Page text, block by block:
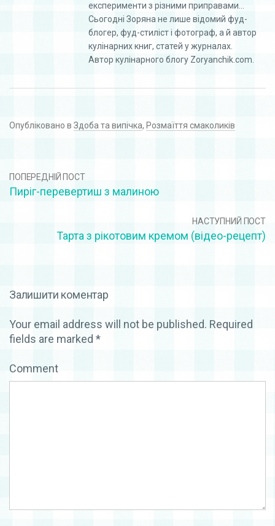
експерименти з різними приправами…
Сьогодні Зоряна не лише відомий фуд-
блогер, фуд-стиліст і фотограф, а й автор
кулінарних книг, статей у журналах.
Автор кулінарного блогу Zoryanchik.com.
Опубліковано в Здоба та випічка, Розмаїття смаколиків
ПОПЕРЕДНІЙ ПОСТ
Пиріг-перевертиш з малиною
НАСТУПНИЙ ПОСТ
Taрта з рікотовим кремом (відео-рецепт)
Залишити коментар
Your email address will not be published. Required
fields are marked *
Comment